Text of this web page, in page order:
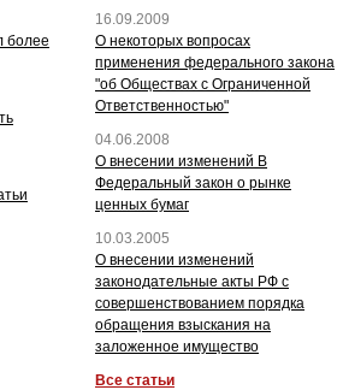
более
16.09.2009
О некоторых вопросах
применения федерального закона
"об Обществах с Ограниченной
Ответственностью"
04.06.2008
О внесении изменений В
Федеральный закон о рынке
ценных бумаг
10.03.2005
О внесении изменений
законодательные акты РФ с
совершенствованием порядка
обращения взыскания на
заложенное имущество
Все статьи